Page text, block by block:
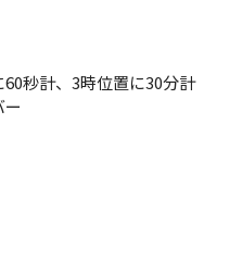
秒計、3時位置に30分計